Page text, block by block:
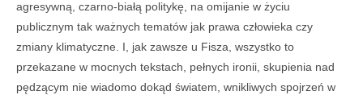
agresywną, czarno-białą politykę, na omijanie w życiu
publicznym tak ważnych tematów jak prawa człowieka czy
zmiany klimatyczne. I, jak zawsze u Fisza, wszystko to
przekazane w mocnych tekstach, pełnych ironii, skupienia nad
pędzącym nie wiadomo dokąd światem, wnikliwych spojrzeń w